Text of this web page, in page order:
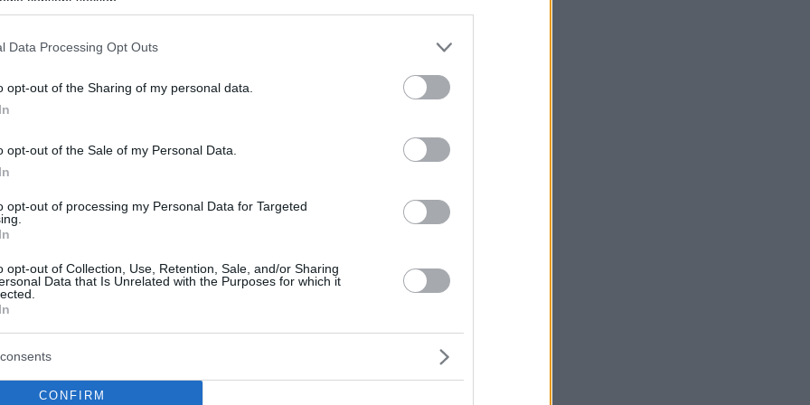
Data Processing Opt Outs
opt-out of the Sharing of my personal data.
opt-out of the Sale of my Personal Data.
opt-out of processing my Personal Data for Targeted
opt-out of Collection, Use, Retention, Sale, and/or Sharing
Data that Is Unrelated with the Purposes for which it
CONFIRM
έγκριση από την Κομισιόν,
για την
του στην ΜΚΟ του
Μετανάστευσης θέλησε να ξεκαθαρίσει τι
συμμετοχή του στη Fight Impunity
«Liberation» - Η υπόθεση
το
«γκρίζες ζώνες» που εγείρουν ερωτήματα,
το σχετικό δημοσίευμα σχολιάζοντας την αποκάλυψη
διαφθοράς στο Ευρωκοινοβούλιο